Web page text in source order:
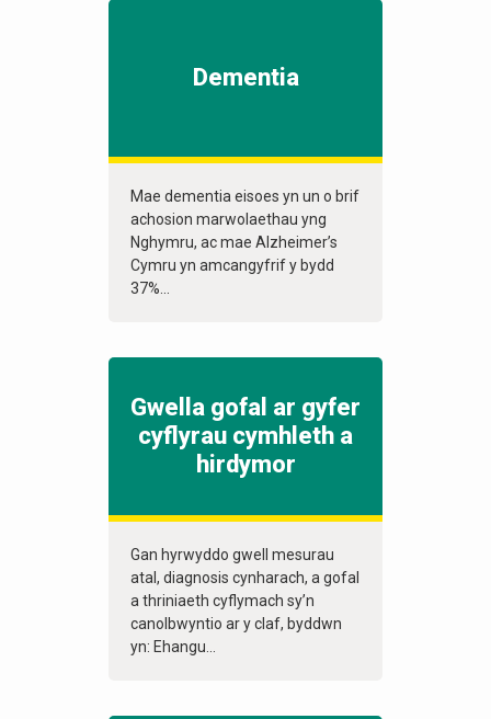
Dementia
Mae dementia eisoes yn un o brif
achosion marwolaethau yng
Nghymru, ac mae Alzheimer’s
Cymru yn amcangyfrif y bydd
37%...
Gwella gofal ar gyfer
cyflyrau cymhleth a
hirdymor
Gan hyrwyddo gwell mesurau
atal, diagnosis cynharach, a gofal
a thriniaeth cyflymach sy’n
canolbwyntio ar y claf, byddwn
yn: Ehangu...